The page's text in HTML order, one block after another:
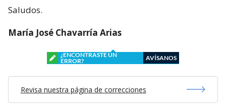
Saludos.
María José Chavarría Arias
¿ENCONTRASTE UN
ERROR?
AVÍSANOS
Revisa nuestra página de correcciones